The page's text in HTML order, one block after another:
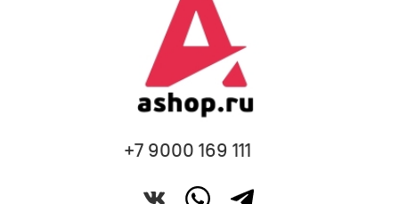
+7 9000 169 111